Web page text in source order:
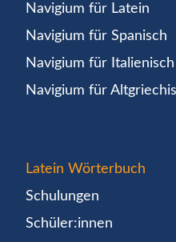
Navigium für Latein
Navigium für Spanisch
Navigium für Italienisch
Navigium für
Latein Wörterbuch
Schulungen
Schüler:innen